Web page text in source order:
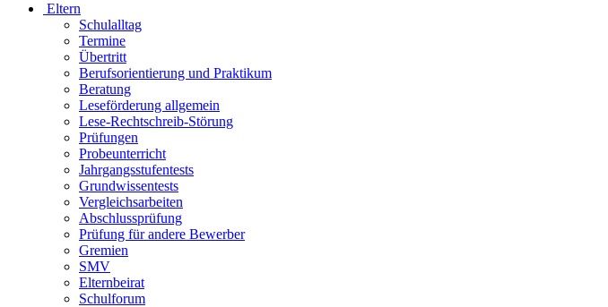
Eltern
Schulalltag
Termine
Übertritt
Berufsorientierung und Praktikum
Beratung
Leseförderung allgemein
Lese-Rechtschreib-Störung
Prüfungen
Probeunterricht
Jahrgangsstufentests
Grundwissentests
Vergleichsarbeiten
Abschlussprüfung
Prüfung für andere Bewerber
Gremien
SMV
Elternbeirat
Schulforum